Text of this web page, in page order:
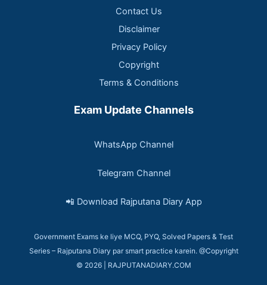
Contact Us
Disclaimer
Privacy Policy
Copyright
Terms & Conditions
Exam Update Channels
WhatsApp Channel
Telegram Channel
📲 Download Rajputana Diary App
Government Exams ke liye MCQ, PYQ, Solved Papers & Test
Series – Rajputana Diary par smart practice karein. @Copyright
© 2026 | RAJPUTANADIARY.COM